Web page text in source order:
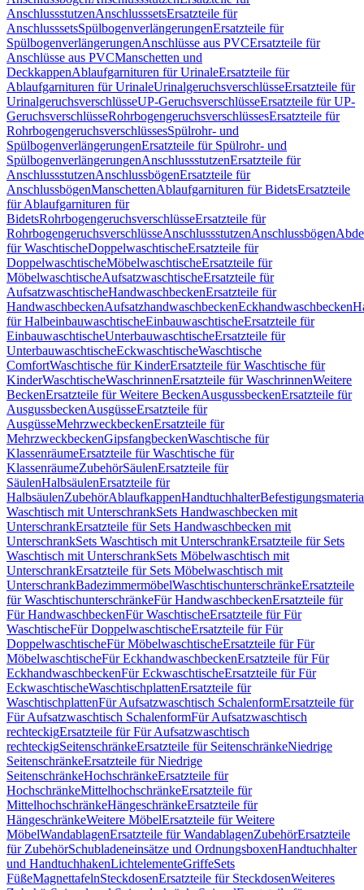
AnschlussstutzenAnschlusssetsErsatzteile für
AnschlusssetsSpülbogenverlängerungenErsatzteile für
SpülbogenverlängerungenAnschlüsse aus PVCErsatzteile für
Anschlüsse aus PVCManschetten und
DeckkappenAblaufgarnituren für UrinaleErsatzteile für
Ablaufgarnituren für UrinaleUrinalgeruchsverschlüsseErsatzteile für
UrinalgeruchsverschlüsseUP-GeruchsverschlüsseErsatzteile für UP-
GeruchsverschlüsseRohrbogengeruchsverschlüssesErsatzteile für
RohrbogengeruchsverschlüssesSpülrohr- und
SpülbogenverlängerungenErsatzteile für Spülrohr- und
SpülbogenverlängerungenAnschlussstutzenErsatzteile für
AnschlussstutzenAnschlussbögenErsatzteile für
AnschlussbögenManschettenAblaufgarnituren für BidetsErsatzteile
für Ablaufgarnituren für
BidetsRohrbogengeruchsverschlüsseErsatzteile für
RohrbogengeruchsverschlüsseAnschlussstutzenAnschlussbögen
für WaschtischeDoppelwaschtischeErsatzteile für
DoppelwaschtischeMöbelwaschtischeErsatzteile für
MöbelwaschtischeAufsatzwaschtischeErsatzteile für
AufsatzwaschtischeHandwaschbeckenErsatzteile für
HandwaschbeckenAufsatzhandwaschbeckenEckhandwaschbecken
für HalbeinbauwaschtischeEinbauwaschtischeErsatzteile für
EinbauwaschtischeUnterbauwaschtischeErsatzteile für
UnterbauwaschtischeEckwaschtischeWaschtische
ComfortWaschtische für KinderErsatzteile für Waschtische für
KinderWaschtischeWaschrinnenErsatzteile für WaschrinnenWeitere
BeckenErsatzteile für Weitere BeckenAusgussbeckenErsatzteile für
AusgussbeckenAusgüsseErsatzteile für
AusgüsseMehrzweckbeckenErsatzteile für
MehrzweckbeckenGipsfangbeckenWaschtische für
KlassenräumeErsatzteile für Waschtische für
KlassenräumeZubehörSäulenErsatzteile für
SäulenHalbsäulenErsatzteile für
HalbsäulenZubehörAblaufkappenHandtuchhalter
Waschtisch mit UnterschrankSets Handwaschbecken mit
UnterschrankErsatzteile für Sets Handwaschbecken mit
UnterschrankSets Waschtisch mit UnterschrankErsatzteile für Sets
Waschtisch mit UnterschrankSets Möbelwaschtisch mit
UnterschrankErsatzteile für Sets Möbelwaschtisch mit
UnterschrankBadezimmermöbelWaschtischunterschränkeErsatzteile
für WaschtischunterschränkeFür HandwaschbeckenErsatzteile für
Für HandwaschbeckenFür WaschtischeErsatzteile für Für
WaschtischeFür DoppelwaschtischeErsatzteile für Für
DoppelwaschtischeFür MöbelwaschtischeErsatzteile für Für
MöbelwaschtischeFür EckhandwaschbeckenErsatzteile für Für
EckhandwaschbeckenFür EckwaschtischeErsatzteile für Für
EckwaschtischeWaschtischplattenErsatzteile für
WaschtischplattenFür Aufsatzwaschtisch SchalenformErsatzteile für
Für Aufsatzwaschtisch SchalenformFür Aufsatzwaschtisch
rechteckigErsatzteile für Für Aufsatzwaschtisch
rechteckigSeitenschränkeErsatzteile für SeitenschränkeNiedrige
SeitenschränkeErsatzteile für Niedrige
SeitenschränkeHochschränkeErsatzteile für
HochschränkeMittelhochschränkeErsatzteile für
MittelhochschränkeHängeschränkeErsatzteile für
HängeschränkeWeitere MöbelErsatzteile für Weitere
MöbelWandablagenErsatzteile für WandablagenZubehörErsatzteile
für ZubehörSchubladeneinsätze und OrdnungsboxenHandtuchhalter
und HandtuchhakenLichtelementeGriffeSets
FüßeMagnettafelnSteckdosenErsatzteile für SteckdosenWeiteres